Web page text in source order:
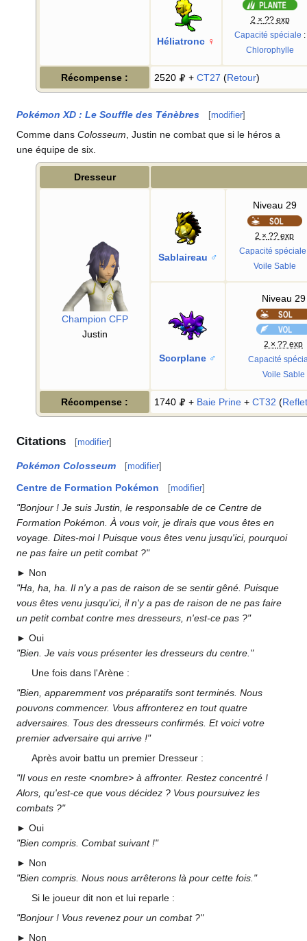
Héliatronc ♀
2 × ?? exp
Capacité spéciale :
Chlorophylle
Récompense : 2520 + CT27 (Retour)
Pokémon XD : Le Souffle des Ténèbres [modifier]
Comme dans Colosseum , Justin ne combat que si le héros a
une équipe de six.
Dresseur
Champion CFP
Justin
Sablaireau ♂
Niveau 29
2 × ?? exp
Capacité spéciale
Voile Sable
Scorplane ♂
Niveau 29
2 × ?? exp
Capacité
Voile Sable
Récompense : 1740 + Baie Prine + CT32 (Reflet
Citations [modifier]
Pokémon Colosseum [modifier]
Centre de Formation Pokémon [modifier]
"Bonjour ! Je suis Justin, le responsable de ce Centre de
Formation Pokémon. À vous voir, je dirais que vous êtes en
voyage. Dites-moi ! Puisque vous êtes venu jusqu'ici, pourquoi
ne pas faire un petit combat ?"
► Non
"Ha, ha, ha. Il n'y a pas de raison de se sentir gêné. Puisque
vous êtes venu jusqu'ici, il n'y a pas de raison de ne pas faire
un petit combat contre mes dresseurs, n'est-ce pas ?"
► Oui
"Bien. Je vais vous présenter les dresseurs du centre."
Une fois dans l'Arène :
"Bien, apparemment vos préparatifs sont terminés. Nous
pouvons commencer. Vous affronterez en tout quatre
adversaires. Tous des dresseurs confirmés. Et voici votre
premier adversaire qui arrive !"
Après avoir battu un premier Dresseur :
"Il vous en reste <nombre> à affronter. Restez concentré !
Alors, qu'est-ce que vous décidez ? Vous poursuivez les
combats ?"
► Oui
"Bien compris. Combat suivant !"
► Non
"Bien compris. Nous nous arrêterons là pour cette fois."
Si le joueur dit non et lui reparle :
"Bonjour ! Vous revenez pour un combat ?"
► Non